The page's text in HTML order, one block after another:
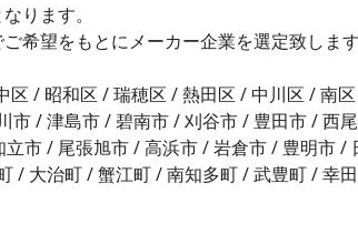
ります。
希望をもとにメーカー企業を選定致します
/ 昭和区 / 瑞穂区 / 熱田区 / 中川区 / 南
市 / 津島市 / 碧南市 / 刈谷市 / 豊田市 / 西
市 / 尾張旭市 / 高浜市 / 岩倉市 / 豊明市
/ 大治町 / 蟹江町 / 南知多町 / 武豊町 / 幸